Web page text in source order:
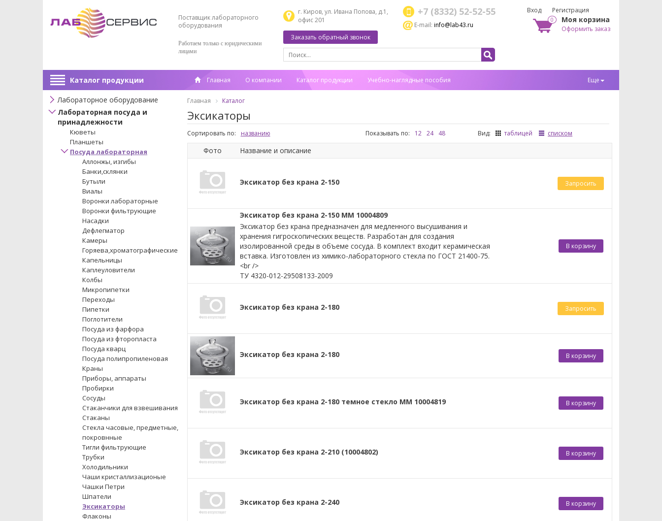
Поставщик лабораторного
оборудования
Работаем только с юридическими
лицами
г. Киров, ул. Ивана Попова, д.1,
офис 201
+7 (8332) 52-52-55
E-mail:info@lab43.ru
Заказать обратный звонок
Вход Регистрация
0 Моя корзина
Оформить заказ
Каталог продукции Главная О компании Каталог продукции Учебно-наглядные пособия Еще
Лабораторное оборудование
Лабораторная посуда и
принадлежности
Кюветы
Планшеты
Посуда лабораторная
Аллонжы, изгибы
Банки,склянки
Бутыли
Виалы
Воронки лабораторные
Воронки фильтрующие
Насадки
Дефлегматор
Камеры
Горяева,хроматографические
Капельницы
Каплеуловители
Колбы
Микропипетки
Переходы
Пипетки
Поглотители
Посуда из фарфора
Посуда из фторопласта
Посуда кварц
Посуда полипропиленовая
Краны
Приборы, аппараты
Пробирки
Сосуды
Стаканчики для взвешивания
Стаканы
Стекла часовые, предметные,
покровнные
Тигли фильтрующие
Трубки
Холодильники
Чаши кристаллизационые
Чашки Петри
Шпатели
Эксикаторы
Флаконы
Главная Каталог
Эксикаторы
Сортировать по: названию Показывать по: 12 24 48 Вид: таблицей списком
Фото Название и описание
Эксикатор без крана 2-150 Запросить
Эксикатор без крана 2-150 ММ 10004809
Эксикатор без крана предназначен для медленного высушивания и
хранения гигроскопических веществ. Разработан для создания
изолированной среды в объеме сосуда. В комплект входит керамическая
вставка. Изготовлен из химико-лабораторного стекла по ГОСТ 21400-75.
<br />
ТУ 4320-012-29508133-2009
В корзину
Эксикатор без крана 2-180 Запросить
Эксикатор без крана 2-180 В корзину
Эксикатор без крана 2-180 темное стекло ММ 10004819 В корзину
Эксикатор без крана 2-210 (10004802) В корзину
Эксикатор без крана 2-240 В корзину